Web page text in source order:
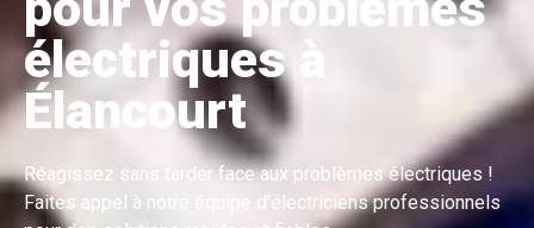
électriques à
Élancourt
Réagissez sans tarder face aux problèmes électriques !
Faites appel à notre équipe d’électriciens professionnels